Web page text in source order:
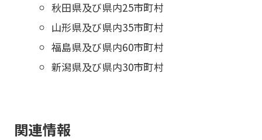
秋田県及び県内25市町村
山形県及び県内35市町村
福島県及び県内60市町村
新潟県及び県内30市町村
関連情報